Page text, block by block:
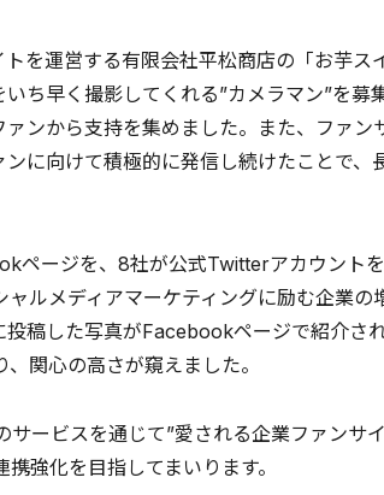
を運営する有限会社平松商店の「お芋
ち早く撮影してくれる”カメラマン”を募
ンから支持を集めました。また、ファン
に向けて積極的に発信し続けたことで、
ページを、8社が公式Twitterアカウント
ルメディアマーケティングに励む企業の
稿した写真がFacebookページで紹介さ
関心の高さが窺えました。
ービスを通じて”愛される企業ファンサ
強化を目指してまいります。